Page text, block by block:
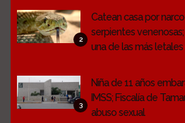
2
Catean casa por
serpientes
una de las más
3
Niña de 11 años
IMSS; Fiscalía de
abuso sexual